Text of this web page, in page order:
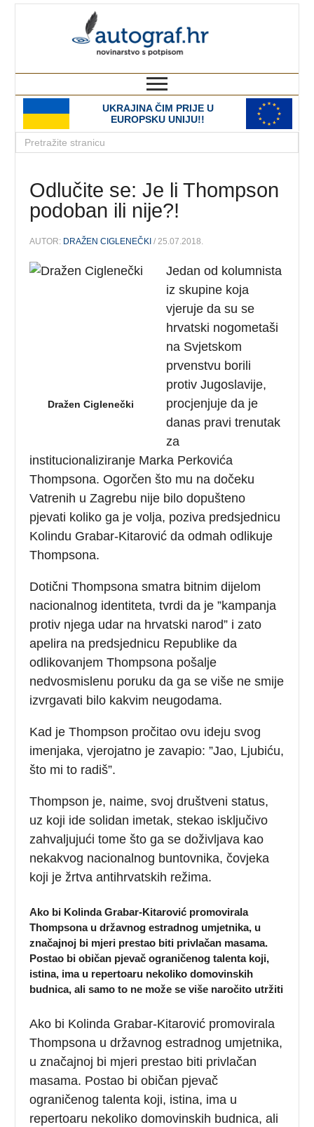
UKRAJINA ČIM PRIJE U
EUROPSKU UNIJU!!
Odlučite se: Je li Thompson
podoban ili nije?!
AUTOR: DRAŽEN CIGLENEČKI / 25.07.2018.
Dražen Ciglenečki
Jedan od kolumnista
iz skupine koja
vjeruje da su se
hrvatski nogometaši
na Svjetskom
prvenstvu borili
protiv Jugoslavije,
procjenjuje da je
danas pravi trenutak
za
institucionaliziranje Marka Perkovića
Thompsona. Ogorčen što mu na dočeku
Vatrenih u Zagrebu nije bilo dopušteno
pjevati koliko ga je volja, poziva predsjednicu
Kolindu Grabar-Kitarović da odmah odlikuje
Thompsona.
Dotični Thompsona smatra bitnim dijelom
nacionalnog identiteta, tvrdi da je ”kampanja
protiv njega udar na hrvatski narod” i zato
apelira na predsjednicu Republike da
odlikovanjem Thompsona pošalje
nedvosmislenu poruku da ga se više ne smije
izvrgavati bilo kakvim neugodama.
Kad je Thompson pročitao ovu ideju svog
imenjaka, vjerojatno je zavapio: ”Jao, Ljubiću,
što mi to radiš”.
Thompson je, naime, svoj društveni status,
uz koji ide solidan imetak, stekao isključivo
zahvaljujući tome što ga se doživljava kao
nekakvog nacionalnog buntovnika, čovjeka
koji je žrtva antihrvatskih režima.
Ako bi Kolinda Grabar-Kitarović promovirala
Thompsona u državnog estradnog umjetnika, u
značajnoj bi mjeri prestao biti privlačan masama.
Postao bi običan pjevač ograničenog talenta koji,
istina, ima u repertoaru nekoliko domovinskih
budnica, ali samo to ne može se više naročito utržiti
Ako bi Kolinda Grabar-Kitarović promovirala
Thompsona u državnog estradnog umjetnika,
u značajnoj bi mjeri prestao biti privlačan
masama. Postao bi običan pjevač
ograničenog talenta koji, istina, ima u
repertoaru nekoliko domovinskih budnica, ali